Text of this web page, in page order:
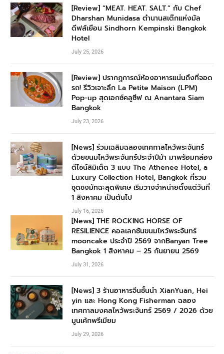
[Review] “MEAT. HEAT. SALT.” กับ Chef
Dharshan Munidasa ตำนานสเต๊กแห่งมัล
ดีฟส์เยือน Sindhorn Kempinski Bangkok
Hotel
July 25, 2026
[Review] ปรากฏการณ์ห้องอาหารแน่นถึงที่จอด
รถ! รีวิวเจาะลึก La Petite Maison (LPM)
Pop-up สุดเอกซ์คลูซีฟ ณ Anantara Siam
Bangkok
July 23, 2026
[News] ร่วมเฉลิมฉลองเทศกาลไหว้พระจันทร์
ด้วยขนมไหว้พระจันทร์ประจำปีม้า มาพร้อมกล่อง
ดีไซน์ลิมิเต็ด 3 แบบ The Athenee Hotel, a
Luxury Collection Hotel, Bangkok ที่รวม
ชุดชงมัทฉะสุดพิเศษ เริ่มวางจำหน่ายตั้งแต่วันที่
1 สิงหาคม เป็นต้นไป
July 16, 2026
[News] THE ROCKING HORSE OF
RESILIENCE คอลเลกชันขนมไหว้พระจันทร์
mooncake ประจำปี 2569 จากBanyan Tree
Bangkok 1 สิงหาคม – 25 กันยายน 2569
July 31, 2026
[News] 3 ร้านอาหารจีนชั้นนำ XianYuan, Hei
yin และ Hong Kong Fisherman ฉลอง
เทศกาลมงคลไหว้พระจันทร์ 2569 / 2026 ด้วย
มูนเค้กพรีเมียม
July 29, 2026